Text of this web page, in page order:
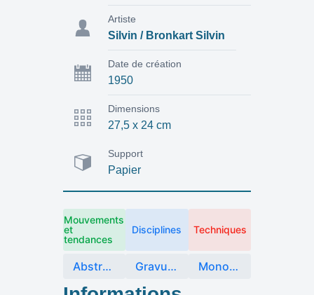
Silvin / Bronkart Silvin
Artiste
1950
Date de création
27,5 x 24 cm
Dimensions
Papier
Support
Mouvements
et
tendances
Abstraction
Disciplines
Gravure et image imprimée
Techniques
Monotype